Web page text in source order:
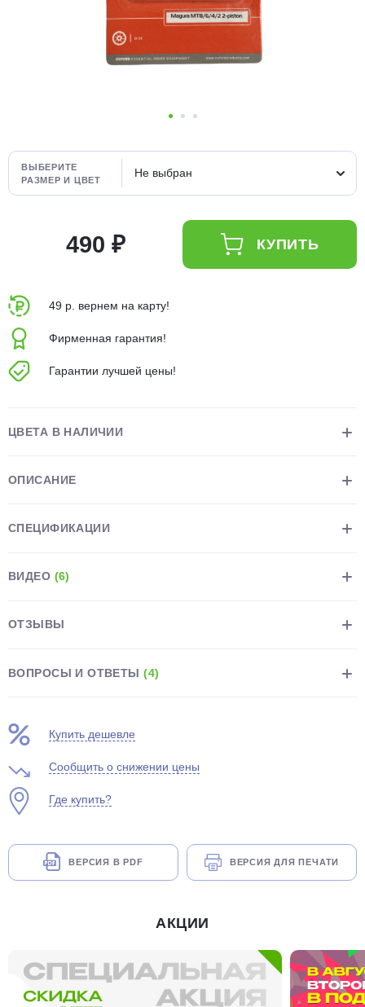
ВЫБЕРИТЕ
РАЗМЕР И ЦВЕТ
Не выбран
490 ₽ КУПИТЬ
49 р. вернем на карту!
Фирменная гарантия!
Гарантии лучшей цены!
ЦВЕТА В НАЛИЧИИ
ОПИСАНИЕ
СПЕЦИФИКАЦИИ
ВИДЕО (6)
ОТЗЫВЫ
ВОПРОСЫ И ОТВЕТЫ(4)
Купить дешевле
Сообщить о снижении цены
Где купить?
ВЕРСИЯ В PDF ВЕРСИЯ ДЛЯ ПЕЧАТИ
АКЦИИ
Получайте товар
выбранный способом
по25%каждые 2 недели
об оплате Плайтом
8 800 302-02-51
plait.ru